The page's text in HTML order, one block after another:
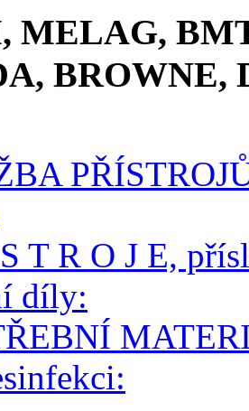
MELAG,
BROWNE,
T R O J E,
díly: